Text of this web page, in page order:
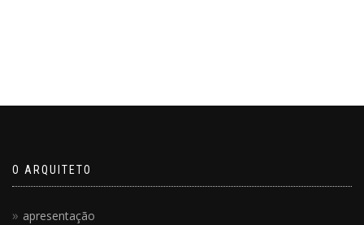
O ARQUITETO
apresentação